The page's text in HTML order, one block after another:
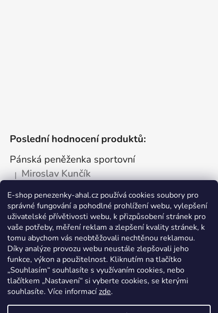
E-shop penezenky-ahal.cz používá cookies soubory pro
správné fungování a pohodlné prohlížení webu, vylepšení
uživatelské přívětivosti webu, k přizpůsobení stránek pro
vaše potřeby, měření reklam a zlepšení kvality stránek, k
tomu abychom vás neobtěžovali nechtěnou reklamou.
Díky analýze provozu webu neustále zlepšovali jeho
funkce, výkon a použitelnost. Kliknutím na tlačítko
„Souhlasím“ souhlasíte s využívaním cookies, nebo
tlačítkem „Nastavení“ si vyberte cookies, se kterými
souhlasíte. Více informacízde.
Poslední hodnocení produktů:
Pánská peněženka sportovní
Hodnocení produktu je 5 z 5 hvězdiček.
| Miroslav Kunčík
OK
Kožená dokladovka tmavá
Hodnocení produktu je 5 z 5 hvězdiček.
| Vlastimil Šajtar
Spokojený ,rychle a spolehlivě
Kožená peněženka na drobné mince
Hodnocení produktu je 5 z 5 hvězdiček.
| Katarína Kutlíková